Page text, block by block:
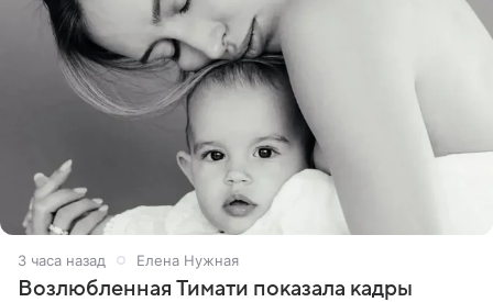
3 часа назад Елена Нужная
Возлюбленная Тимати показала кадры